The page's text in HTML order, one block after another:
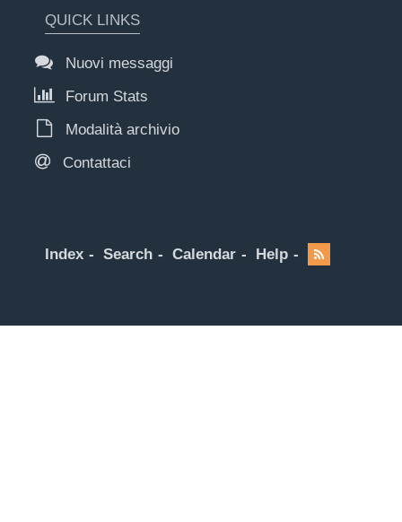
QUICK LINKS
Nuovi messaggi
Forum Stats
Modalità archivio
Contattaci
Index Search Calendar Help